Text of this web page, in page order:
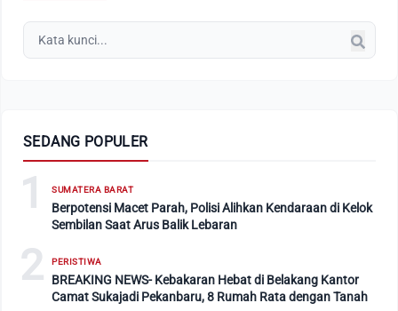
SEDANG POPULER
1 SUMATERA BARAT
Berpotensi Macet Parah, Polisi Alihkan Kendaraan di Kelok
Sembilan Saat Arus Balik Lebaran
2 PERISTIWA
BREAKING NEWS- Kebakaran Hebat di Belakang Kantor
Camat Sukajadi Pekanbaru, 8 Rumah Rata dengan Tanah